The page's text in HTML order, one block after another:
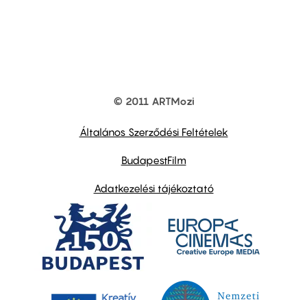
© 2011 ARTMozi
Általános Szerződési Feltételek
BudapestFilm
Adatkezelési tájékoztató